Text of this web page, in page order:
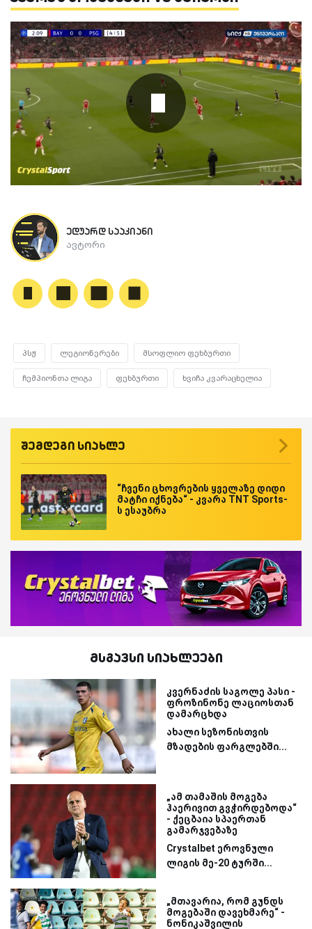
ედუარდ სააკიანი
ავტორი
პსჟ ლეგიონერები მსოფლიო ფეხბურთი
ჩემპიონთა ლიგა ფეხბურთი ხვიჩა კვარაცხელია
შემდეგი სიახლე
“ჩვენი ცხოვრების ყველაზე დიდი
მატჩი იქნება“ - კვარა TNT Sports-
ს ესაუბრა
მსგავსი სიახლეები
კვერნაძის საგოლე პასი -
ფროზინონე ლაციოსთან
დამარცხდა
ახალი სეზონისთვის
მზადების ფარგლებში...
„ამ თამაშის მოგება
ჰაერივით გვჭირდებოდა“
- ქეცბაია სპაერთან
გამარჯვებაზე
Crystalbet ეროვნული
ლიგის მე-20 ტურში...
„მთავარია, რომ გუნდს
მოგებაში დავეხმარე“ -
ნონიკაშვილის